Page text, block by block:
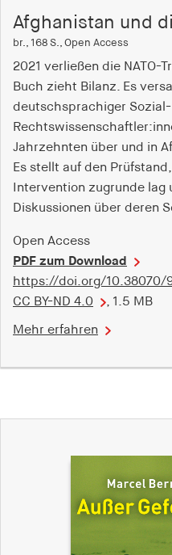
Afghanistan und
br., 168 S., Open Access
2021 verließen die NATO-
Buch zieht Bilanz. Es
deutschsprachiger Sozial-
Jahrzehnten über und in
Es stellt auf den
Intervention zugrunde lag
Diskussionen über deren
Open Access
PDF zum Download
https://doi.org/10.38070/
CC BY-ND 4.0
, 1.5 MB
Mehr erfahren